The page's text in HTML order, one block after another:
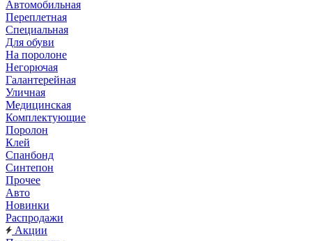
Автомобильная
Переплетная
Специальная
Для обуви
На поролоне
Негорючая
Галантерейная
Уличная
Медицинская
Комплектующие
Поролон
Клей
Спанбонд
Синтепон
Прочее
Авто
Новинки
Распродажи
Акции